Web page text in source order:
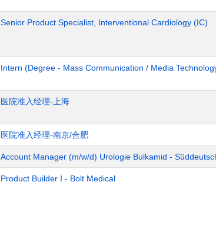
Senior Product Specialist, Interventional Cardiology (IC)
Intern (Degree - Mass Communication / Media
医院准入经理-上海
医院准入经理-南京/合肥
Account Manager (m/w/d) Urologie Bulkamid -
Product Builder I - Bolt Medical